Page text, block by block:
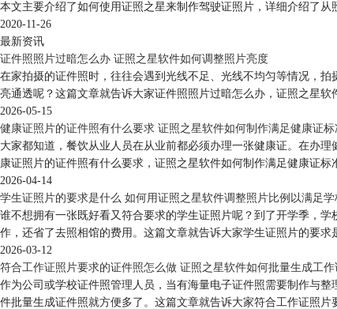
本文主要介绍了如何使用证照之星来制作驾驶证照片，详细介绍了从
2020-11-26
最新资讯
证件照照片过暗怎么办 证照之星软件如何调整照片亮度
在家拍摄的证件照时，往往会遇到光线不足、光线不均匀等情况，
亮通透呢？这篇文章就告诉大家证件照照片过暗怎么办，证照之星软
2026-05-15
健康证照片的证件照有什么要求 证照之星软件如何制作满足健康证
大家都知道，餐饮从业人员在从业前都必须办理一张健康证。在办
康证照片的证件照有什么要求，证照之星软件如何制作满足健康证标
2026-04-14
学生证照片的要求是什么 如何用证照之星软件调整照片比例以满足
谁不想拥有一张既好看又符合要求的学生证照片呢？到了开学季，
作，还省了去照相馆的费用。这篇文章就告诉大家学生证照片的要
2026-03-12
符合工作证照片要求的证件照怎么做 证照之星软件如何批量生成工
作为公司或学校证件照管理人员，当有海量电子证件照需要制作与
件批量生成证件照就方便多了。这篇文章就告诉大家符合工作证照